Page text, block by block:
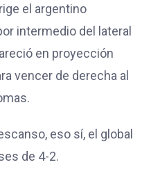
el argentino
intermedio del lateral
en proyección
vencer de derecha al
eso sí, el global
de 4-2.